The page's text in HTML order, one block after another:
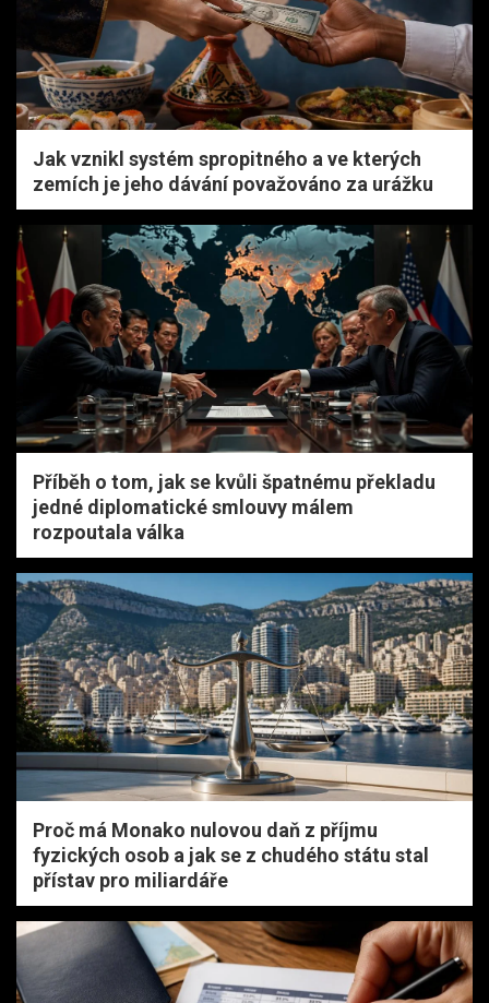
Jak vznikl systém spropitného a ve kterých
zemích je jeho dávání považováno za urážku
Příběh o tom, jak se kvůli špatnému překladu
jedné diplomatické smlouvy málem
rozpoutala válka
Proč má Monako nulovou daň z příjmu
fyzických osob a jak se z chudého státu stal
přístav pro miliardáře